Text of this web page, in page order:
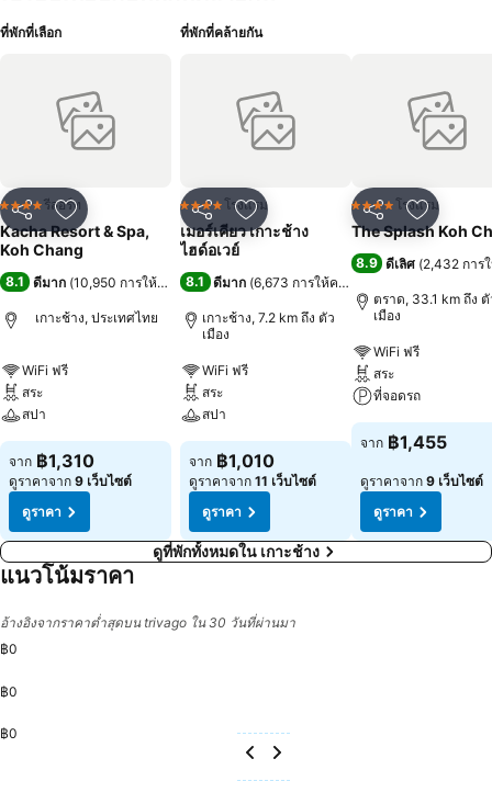
ที่พักที่เลือก
แชร์ เพิ่มในรายการโปรด
4 ดาว รีสอร์ท
Kacha Resort & Spa,
Koh Chang
8.1 ดีมาก (10,950 การให้คะแนน)
เกาะช้าง, ประเทศไทย
WiFi ฟรี
สระ
สปา
จาก ฿1,310
ดูราคาจาก 9 เว็บไซต์
ดูราคา
ที่พักที่คล้ายกัน
แชร์ เพิ่มในรายการโปรด
4 ดาว โรงแรม
เมอร์เคียว เกาะช้าง
ไฮด์อเวย์
8.1 ดีมาก (6,673 การให้คะแนน
เกาะช้าง, 7.2 km ถึง ตัว
เมือง
WiFi ฟรี
สระ
สปา
จาก ฿1,010
ดูราคาจาก 11 เว็บไซต์
ดูราคา
แชร์ เพิ่มในรา
4 ดาว โรงแรม
The Splash Koh
8.9 ดีเลิศ (2,432 การ
ตราด, 33.1 km ถึง
เมือง
WiFi ฟรี
สระ
ที่จอดรถ
จาก ฿1,455
ดูราคาจาก 9 เว็บไซต์
ดูราคา
ดูที่พักทั้งหมดใน เกาะช้าง
แนวโน้มราคา
อ้างอิงจากราคาต่ำสุดบน trivago ใน 30 วันที่ผ่านมา
฿0
฿0
฿0